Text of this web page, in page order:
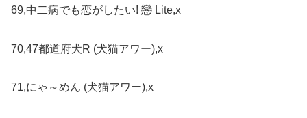
69,中二病でも恋がしたい! 戀 Lite,x
70,47都道府犬R (犬猫アワー),x
71,にゃ～めん (犬猫アワー),x